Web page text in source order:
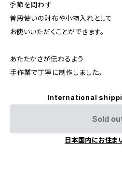
季節を問わず
普段使いの財布や小物入れとして
お使いいただくことができます。
あたたかさが伝わるよう
手作業で丁寧に制作しました。
International
Sold
日本国内にお住ま